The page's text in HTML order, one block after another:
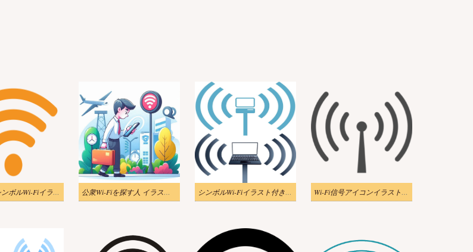
オレンジシンボルWi-Fiイラスト 公衆Wi-Fiを探す人 イラスト 無料 シンボルWi-Fiイラスト付きラップトップ Wi-Fi信号アイコンイラスト画像